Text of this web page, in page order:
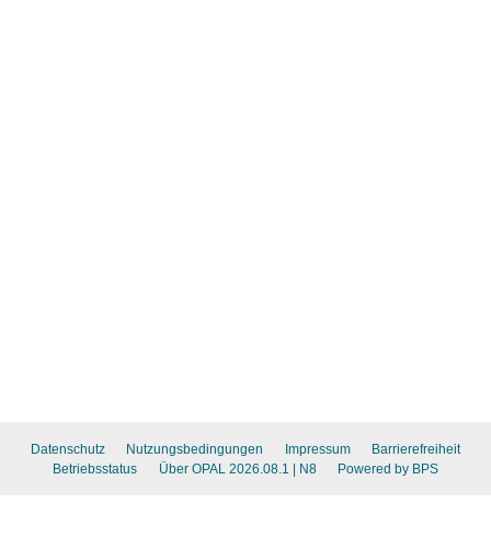
Datenschutz Nutzungsbedingungen Impressum
Barrierefreiheit
Betriebsstatus
Über OPAL 2026.08.1 | N8 Powered by BPS